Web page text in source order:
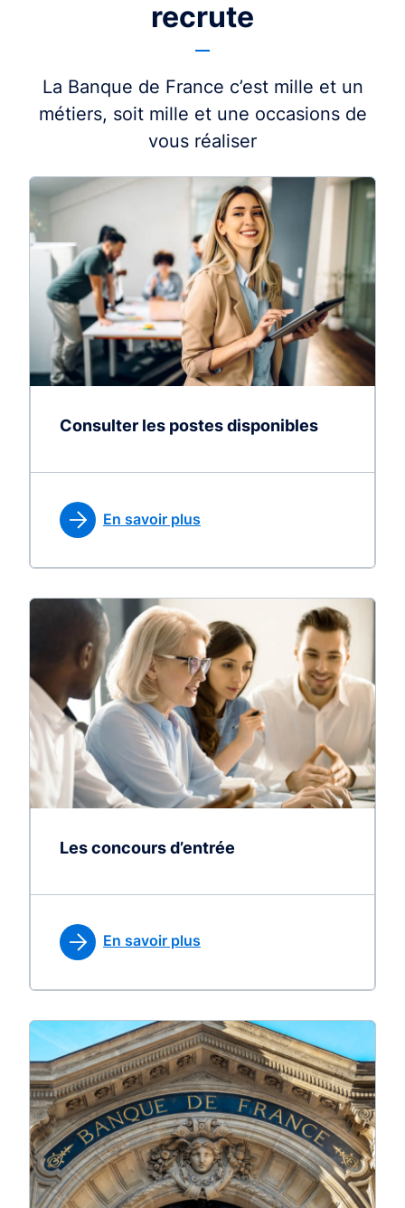
recrute
La Banque de France c’est mille et un
métiers, soit mille et une occasions de
vous réaliser
Consulter les postes disponibles
En savoir plus
Les concours d’entrée
En savoir plus